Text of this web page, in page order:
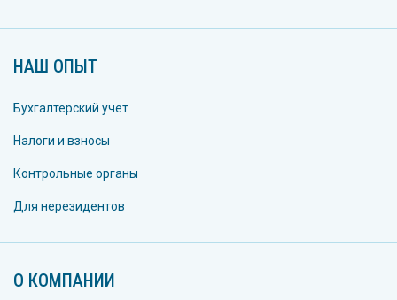
О КОМПАНИИ
НАШ ОПЫТ
Бухгалтерский учет
Налоги и взносы
Контрольные органы
Для нерезидентов